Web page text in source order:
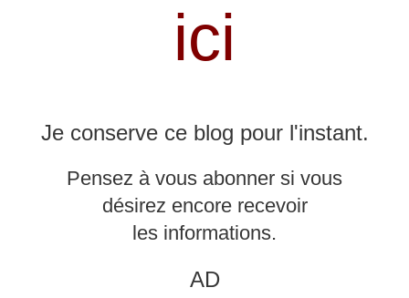
ici
Je conserve ce blog pour l'instant.
Pensez à vous abonner si vous
désirez encore recevoir
les informations.
AD